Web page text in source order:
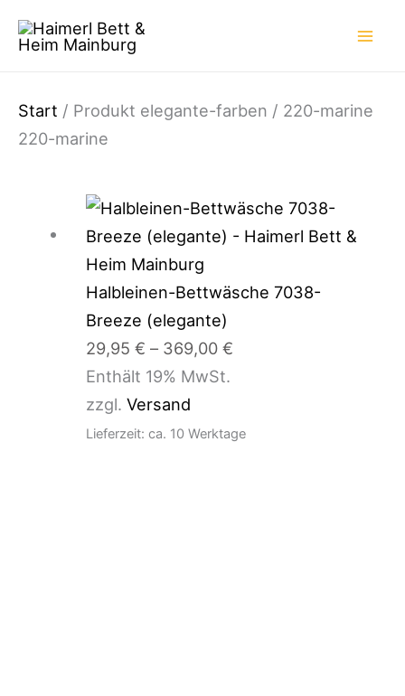
Inhalt
Start / Produkt elegante-farben / 220-marine
220-marine
Halbleinen-Bettwäsche 7038-
Breeze (elegante)
29,95 € – 369,00 €
Preisspanne:
29,95 €
369,00 €
Enthält 19% MwSt.
zzgl. Versand
Lieferzeit: ca. 10 Werktage